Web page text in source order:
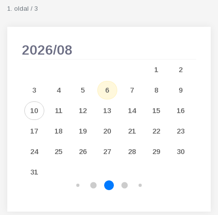
1. oldal / 3
2026/08
1 2
3 4 5 6 7 8 9
10 11 12 13 14 15 16
17 18 19 20 21 22 23
24 25 26 27 28 29 30
31